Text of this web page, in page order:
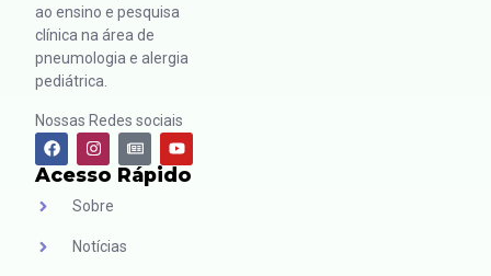
ao ensino e pesquisa
clínica na área de
pneumologia e alergia
pediátrica.
Nossas Redes sociais
Acesso Rápido
Sobre
Notícias